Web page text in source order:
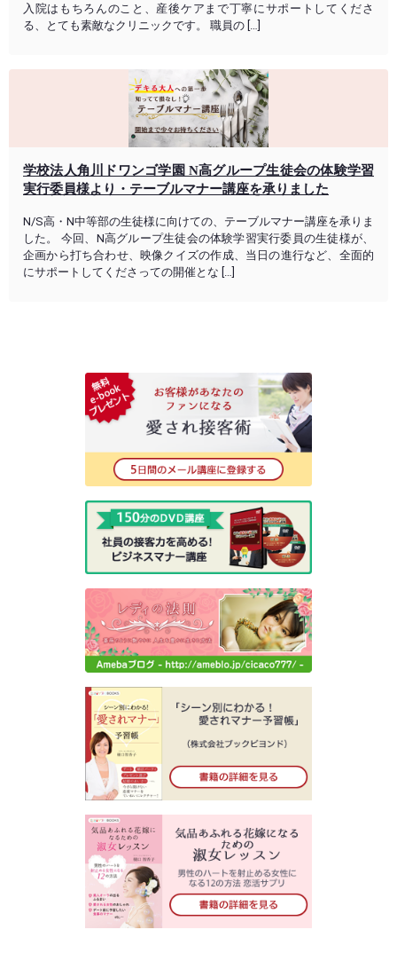
入院はもちろんのこと、産後ケアまで丁寧にサポートしてくださ
る、とても素敵なクリニックです。 職員の […]
学校法人角川ドワンゴ学園 N高グループ生徒会の体験学習
実行委員様より・テーブルマナー講座を承りました
N/S高・N中等部の生徒様に向けての、テーブルマナー講座を承りま
した。 今回、N高グループ生徒会の体験学習実行委員の生徒様が、
企画から打ち合わせ、映像クイズの作成、当日の進行など、全面的
にサポートしてくださっての開催とな […]